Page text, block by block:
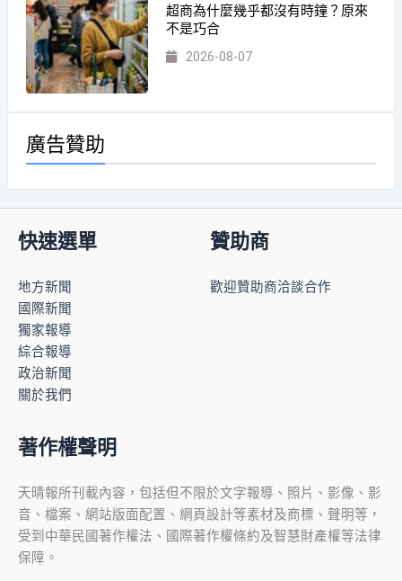
超商為什麼幾乎都沒有時鐘？原來
不是巧合
2026-08-07
廣告贊助
快速選單
地方新聞
國際新聞
獨家報導
綜合報導
政治新聞
關於我們
贊助商
歡迎贊助商洽談合作
著作權聲明
天晴報所刊載內容，包括但不限於文字報導、照片、影像、影
音、檔案、網站版面配置、網頁設計等素材及商標、聲明等，
受到中華民國著作權法、國際著作權條約及智慧財產權等法律
保障。